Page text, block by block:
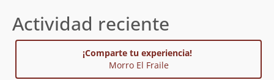
Actividad reciente
¡Comparte tu experiencia!
Morro El Fraile